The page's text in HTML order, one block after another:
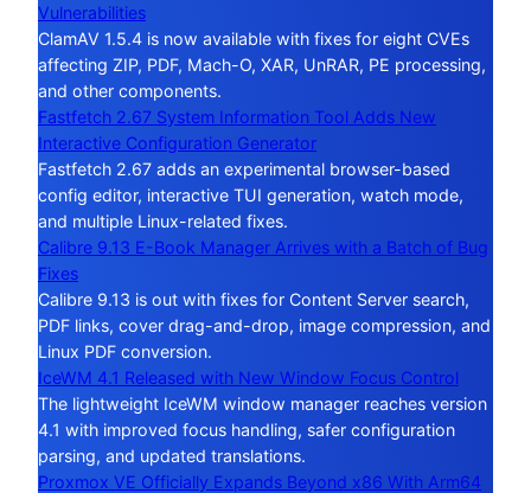
Vulnerabilities
ClamAV 1.5.4 is now available with fixes for eight CVEs
affecting ZIP, PDF, Mach-O, XAR, UnRAR, PE processing,
and other components.
Fastfetch 2.67 System Information Tool Adds New
Interactive Configuration Generator
Fastfetch 2.67 adds an experimental browser-based
config editor, interactive TUI generation, watch mode,
and multiple Linux-related fixes.
Calibre 9.13 E-Book Manager Arrives with a Batch of Bug
Fixes
Calibre 9.13 is out with fixes for Content Server search,
PDF links, cover drag-and-drop, image compression, and
Linux PDF conversion.
IceWM 4.1 Released with New Window Focus Control
The lightweight IceWM window manager reaches version
4.1 with improved focus handling, safer configuration
parsing, and updated translations.
Proxmox VE Officially Expands Beyond x86 With Arm64